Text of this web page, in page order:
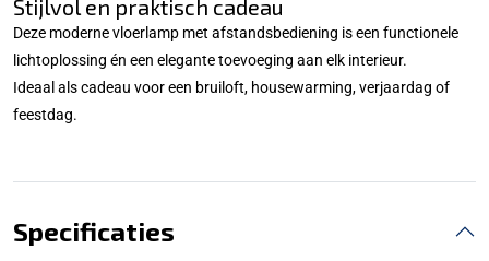
Stijlvol en praktisch cadeau
Deze moderne vloerlamp met afstandsbediening is een functionele
lichtoplossing én een elegante toevoeging aan elk interieur.
Ideaal als cadeau voor een bruiloft, housewarming, verjaardag of
feestdag.
Specificaties